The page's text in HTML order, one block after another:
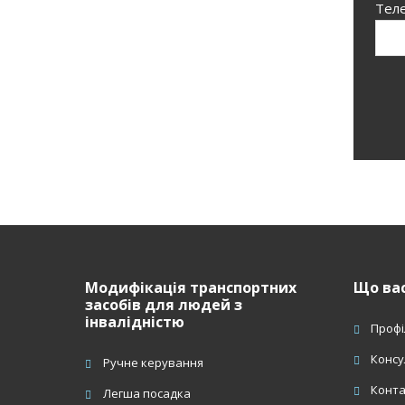
Модифікація транспортних
засобів для людей з
інвалідністю
Ручне керування
Легша посадка
Що